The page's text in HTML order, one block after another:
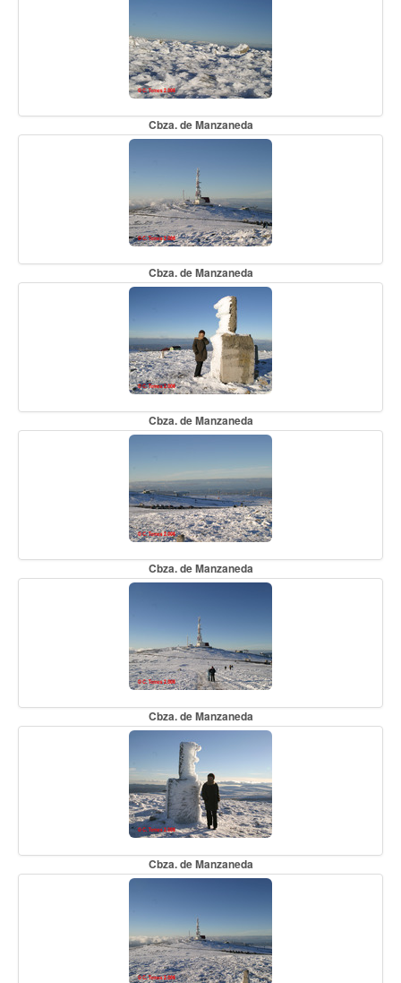
Cbza. de Manzaneda
Cbza. de Manzaneda
Cbza. de Manzaneda
Cbza. de Manzaneda
Cbza. de Manzaneda
Cbza. de Manzaneda